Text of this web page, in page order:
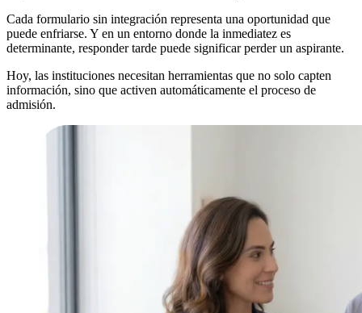
Cada formulario sin integración representa una oportunidad que
puede enfriarse. Y en un entorno donde la inmediatez es
determinante, responder tarde puede significar perder un aspirante.
Hoy, las instituciones necesitan herramientas que no solo capten
información, sino que activen automáticamente el proceso de
admisión.